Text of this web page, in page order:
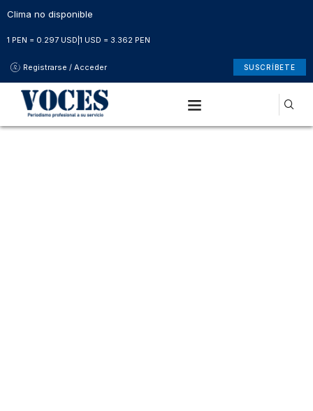
Clima no disponible
1 PEN = 0.297 USD 1 USD = 3.362 PEN
Registrarse / Acceder SUSCRÍBETE